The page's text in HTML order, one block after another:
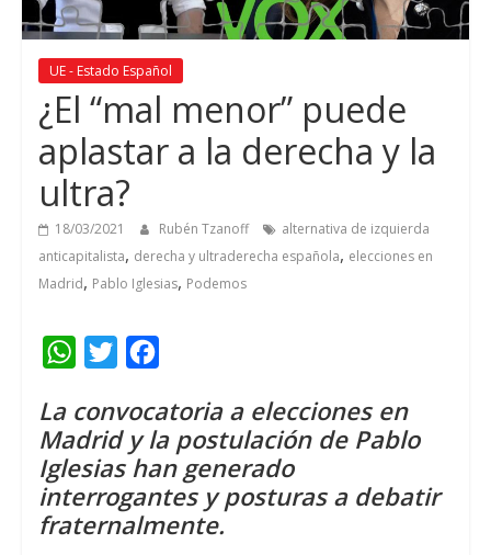
UE - Estado Español
¿El “mal menor” puede
aplastar a la derecha y la
ultra?
18/03/2021 Rubén Tzanoff
alternativa de izquierda
anticapitalista, derecha y ultraderecha española, elecciones en
Madrid, Pablo Iglesias, Podemos
W
a
t
s
A
i
t
t
e
c
e
b
o
La convocatoria a elecciones en
Madrid y la postulación de Pablo
Iglesias han generado
interrogantes y posturas a debatir
fraternalmente.